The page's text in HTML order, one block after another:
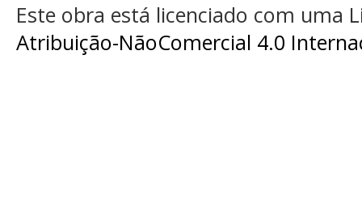
Este obra está licenciado com uma
Atribuição-NãoComercial 4.0